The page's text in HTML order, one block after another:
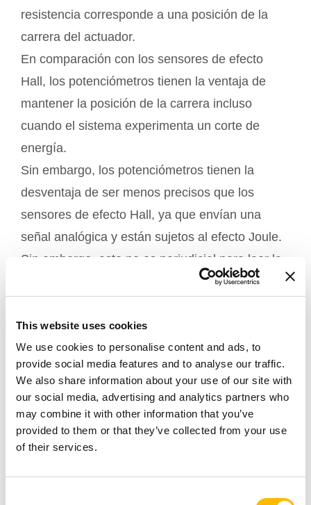
This website uses cookies
We use cookies to personalise content and ads, to
provide social media features and to analyse our traffic.
We also share information about your use of our site with
our social media, advertising and analytics partners who
may combine it with other information that you’ve
provided to them or that they’ve collected from your use
of their services.
resistencia corresponde a una posición de la
carrera del actuador.
En comparación con los sensores de efecto
Hall, los potenciómetros tienen la ventaja de
mantener la posición de la carrera incluso
cuando el sistema experimenta un corte de
energía.
Sin embargo, los potenciómetros tienen la
desventaja de ser menos precisos que los
sensores de efecto Hall, ya que envían una
señal analógica y están sujetos al efecto Joule.
Sin embargo, esto no es perjudicial para leer la
Los sensores Reed son sensores magnéticos.
Tienen un interruptor eléctrico que se activa
mediante un campo magnético. El sensor es un
interruptor que contiene un par de contactos
montados sobre láminas de metal ferroso y
contenidos en una caja de vidrio sellada. Los
un campo magnético y viceversa. El interruptor